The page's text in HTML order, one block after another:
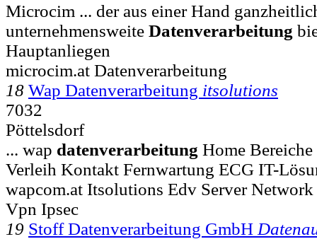
Microcim ... der aus einer Hand
unternehmensweite Datenverarbeitung
Hauptanliegen
microcim.at Datenverarbeitung
18 Wap Datenverarbeitung itsolutions
7032
Pöttelsdorf
... wap datenverarbeitung Home Bereiche
Verleih Kontakt Fernwartung ECG IT-
wapcom.at Itsolutions Edv Server
Vpn Ipsec
19 Stoff Datenverarbeitung GmbH